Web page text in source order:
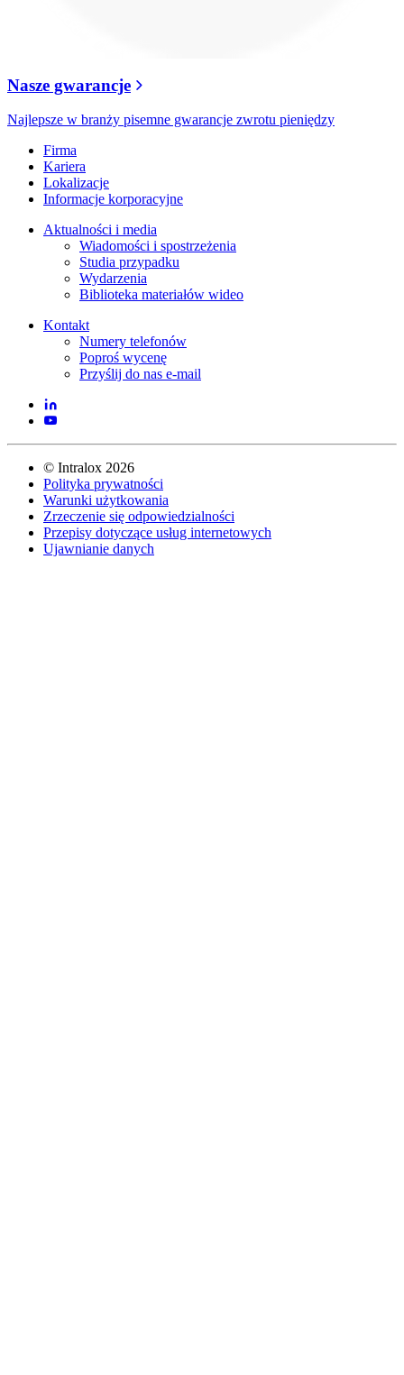
Nasze gwarancje
Najlepsze w branży pisemne gwarancje zwrotu pieniędzy
Firma
Kariera
Lokalizacje
Informacje korporacyjne
Aktualności i media
Wiadomości i spostrzeżenia
Studia przypadku
Wydarzenia
Biblioteka materiałów wideo
Kontakt
Numery telefonów
Poproś wycenę
Przyślij do nas e-mail
© Intralox 2026
Polityka prywatności
Warunki użytkowania
Zrzeczenie się odpowiedzialności
Przepisy dotyczące usług internetowych
Ujawnianie danych